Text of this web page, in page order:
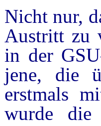
Nicht nur,
Austritt zu
in der
jene, die
erstmals
wurde die